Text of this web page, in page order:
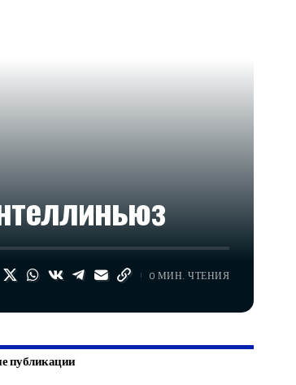
0 МИН. ЧТЕНИЯ
публикации